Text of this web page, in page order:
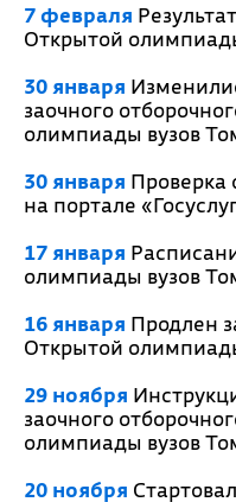
7 февраля
Открытой
30 января
заочного
олимпиады вузов
30 января Проверка
на портале
17 января
олимпиады вузов
16 января Продлен
Открытой
29 ноября
заочного
олимпиады вузов
20 ноября